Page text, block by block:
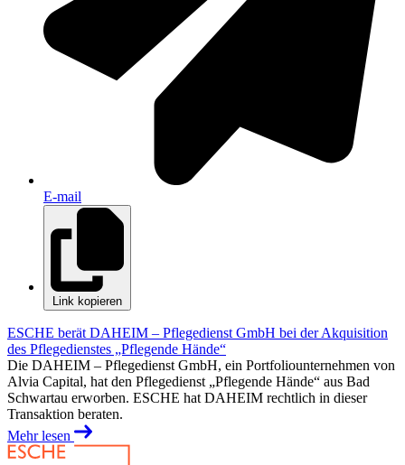
E-mail
Link kopieren
ESCHE berät DAHEIM – Pflegedienst GmbH bei der Akquisition
des Pflegedienstes „Pflegende Hände“
Die DAHEIM – Pflegedienst GmbH, ein Portfoliounternehmen von
Alvia Capital, hat den Pflegedienst „Pflegende Hände“ aus Bad
Schwartau erworben. ESCHE hat DAHEIM rechtlich in dieser
Transaktion beraten.
Mehr lesen